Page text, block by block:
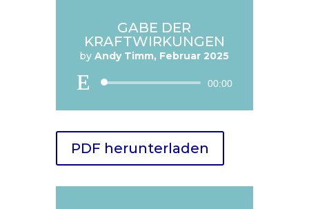
GABE DER
KRAFTWIRKUNGEN
byAndy Timm, Februar 2025
Audio
00:00
PDF herunterladen